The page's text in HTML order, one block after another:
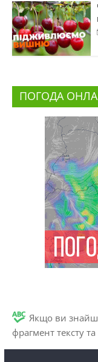
ПОГОДА
Якщо ви
фрагмент тексту та